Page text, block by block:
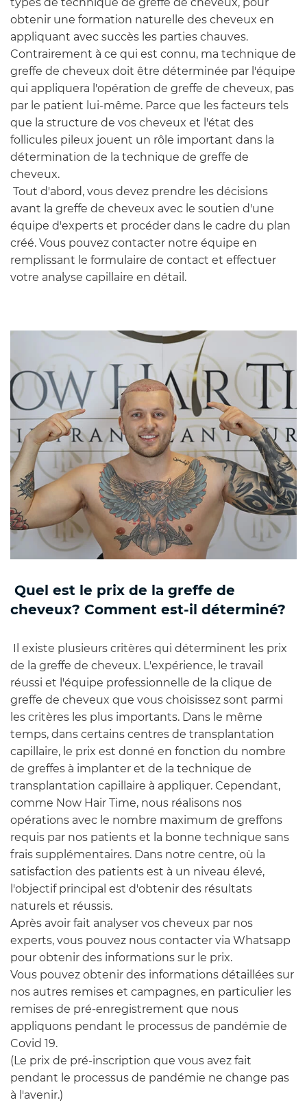
types de technique de greffe de cheveux, pour
obtenir une formation naturelle des cheveux en
appliquant avec succès les parties chauves.
Contrairement à ce qui est connu, ma technique de
greffe de cheveux doit être déterminée par l'équipe
qui appliquera l'opération de greffe de cheveux, pas
par le patient lui-même. Parce que les facteurs tels
que la structure de vos cheveux et l'état des
follicules pileux jouent un rôle important dans la
détermination de la technique de greffe de
cheveux.
Tout d'abord, vous devez prendre les décisions
avant la greffe de cheveux avec le soutien d'une
équipe d'experts et procéder dans le cadre du plan
créé. Vous pouvez contacter notre équipe en
remplissant le formulaire de contact et effectuer
votre analyse capillaire en détail.
Quel est le prix de la greffe de
cheveux? Comment est-il déterminé?
Il existe plusieurs critères qui déterminent les prix
de la greffe de cheveux. L'expérience, le travail
réussi et l'équipe professionnelle de la clique de
greffe de cheveux que vous choisissez sont parmi
les critères les plus importants. Dans le même
temps, dans certains centres de transplantation
capillaire, le prix est donné en fonction du nombre
de greffes à implanter et de la technique de
transplantation capillaire à appliquer. Cependant,
comme Now Hair Time, nous réalisons nos
opérations avec le nombre maximum de greffons
requis par nos patients et la bonne technique sans
frais supplémentaires. Dans notre centre, où la
satisfaction des patients est à un niveau élevé,
l'objectif principal est d'obtenir des résultats
naturels et réussis.
Après avoir fait analyser vos cheveux par nos
experts, vous pouvez nous contacter via Whatsapp
pour obtenir des informations sur le prix.
Vous pouvez obtenir des informations détaillées sur
nos autres remises et campagnes, en particulier les
remises de pré-enregistrement que nous
appliquons pendant le processus de pandémie de
Covid 19.
(Le prix de pré-inscription que vous avez fait
pendant le processus de pandémie ne change pas
à l'avenir.)